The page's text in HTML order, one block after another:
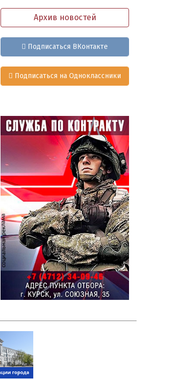
Архив новостей
Подписаться ВКонтакте
Подписаться на Одноклассники